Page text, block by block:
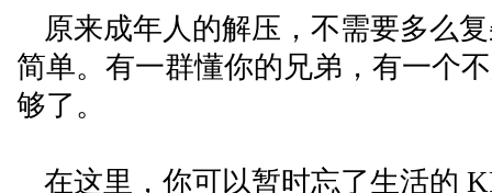
原来成年人的解压，不需要多么
简单。有一群懂你的兄弟，有一个
够了。
在这里，你可以暂时忘了生活的